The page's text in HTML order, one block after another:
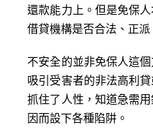
還款能力上。但是免保
借貸機構是否合法、正派
不安全的並非免保人這
吸引受害者的非法高利
抓住了人性，知道急需
因而設下各種陷阱。